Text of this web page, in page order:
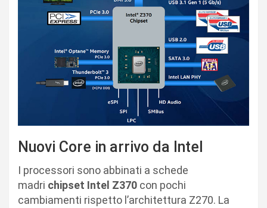
Nuovi Core in arrivo da Intel
I processori sono abbinati a schede
madri chipset Intel Z370 con pochi
cambiamenti rispetto l’architettura Z270. La